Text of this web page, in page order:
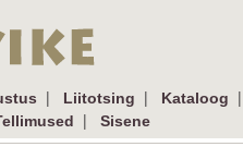
| Liitotsing | Kataloog |
| Sisene